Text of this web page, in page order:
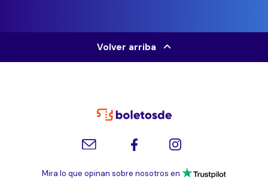
Volver arriba
Mira lo que opinan sobre nosotros en